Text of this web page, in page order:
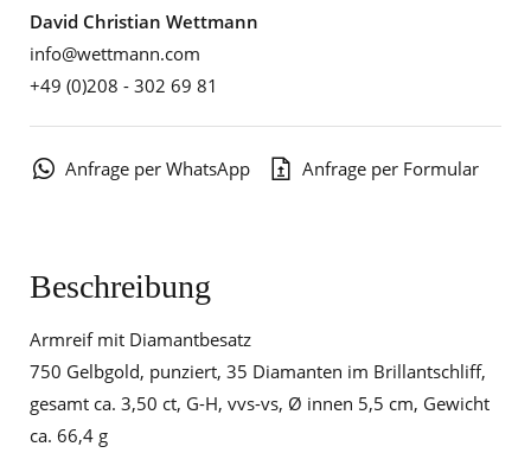
David Christian Wettmann
info@wettmann.com
+49 (0)208 - 302 69 81
Anfrage per WhatsApp Anfrage per Formular
Beschreibung
Armreif mit Diamantbesatz
750 Gelbgold, punziert, 35 Diamanten im Brillantschliff,
gesamt ca. 3,50 ct, G-H, vvs-vs, Ø innen 5,5 cm, Gewicht
ca. 66,4 g